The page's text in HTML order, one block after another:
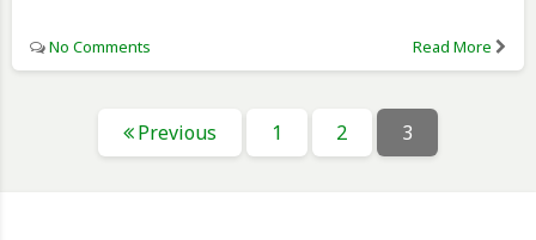
No Comments Read More
articole
Previous Page
1 Page
2 Page
3